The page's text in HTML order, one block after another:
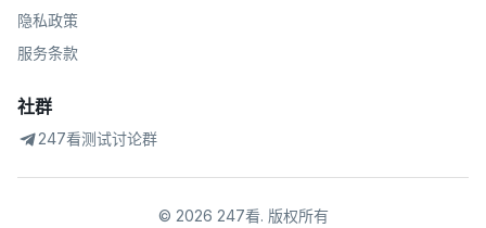
隐私政策
服务条款
社群
247看测试讨论群
© 2026 247看. 版权所有